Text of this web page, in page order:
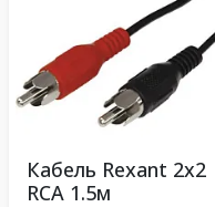
Кабель Rexant 2x2
RCA 1.5м